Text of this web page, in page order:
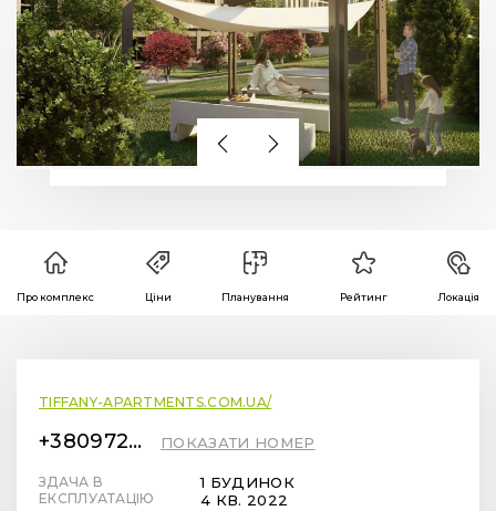
Про комплекс Ціни Планування Рейтинг Локація
TIFFANY-APARTMENTS.COM.UA/
+380972345444 ПОКАЗАТИ НОМЕР
ЗДАЧА В
ЕКСПЛУАТАЦІЮ
1 БУДИНОК
4 КВ. 2022